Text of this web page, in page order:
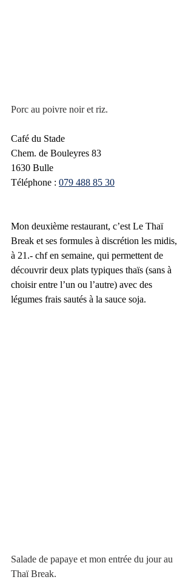
Porc au poivre noir et riz.
Café du Stade
Chem. de Bouleyres 83
1630 Bulle
Téléphone : 079 488 85 30
Mon deuxième restaurant, c’est Le Thaï
Break et ses formules à discrétion les midis,
à 21.- chf en semaine, qui permettent de
découvrir deux plats typiques thaïs (sans à
choisir entre l’un ou l’autre) avec des
légumes frais sautés à la sauce soja.
Salade de papaye et mon entrée du jour au
Thaï Break.